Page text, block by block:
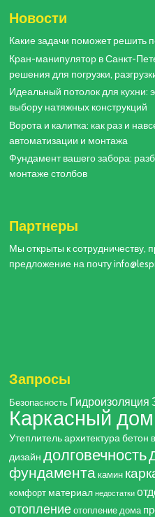
Новости
Какие задачи поможет решить
Кран-манипулятор в Санкт-
решения для погрузки,
Идеальный потолок для кухни:
выбору натяжных конструкций
Ворота и калитка: как раз и
автоматизации и монтажа
Фундамент вашего забора:
монтаже столбов
Партнеры
Мы открыты к сотрудничеству,
предложение на почту
Запросы
Безопасность Гидроизоляция
Каркасный дом
Утеплительархитектурабетон
дизайн долговечность
фундамента камин
комфорт материал недостатки
отопление отопление дома